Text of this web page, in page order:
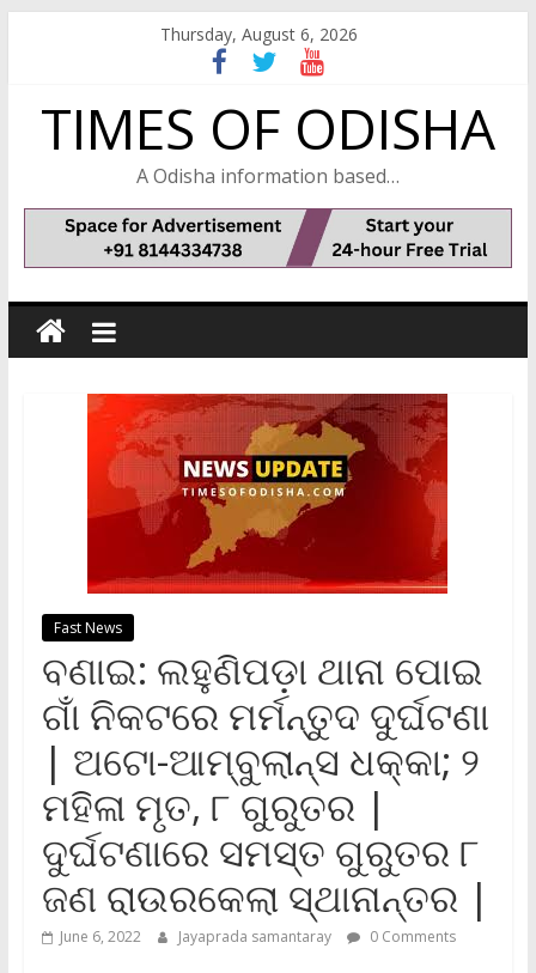
Thursday, August 6, 2026
TIMES OF ODISHA
A Odisha information based…
Fast News
ବଣାଇ: ଲହୁଣିପଡ଼ା ଥାନା ପୋଇ
ଗାଁ ନିକଟରେ ମର୍ମନ୍ତୁଦ ଦୁର୍ଘଟଣା
| ଅଟୋ-ଆମ୍ବୁଲାନ୍ସ ଧକ୍କା; ୨
ମହିଳା ମୃତ, ୮ ଗୁରୁତର |
ଦୁର୍ଘଟଣାରେ ସମସ୍ତ ଗୁରୁତର ୮
ଜଣ ରାଉରକେଲା ସ୍ଥାନାନ୍ତର |
June 6, 2022 Jayaprada samantaray 0 Comments